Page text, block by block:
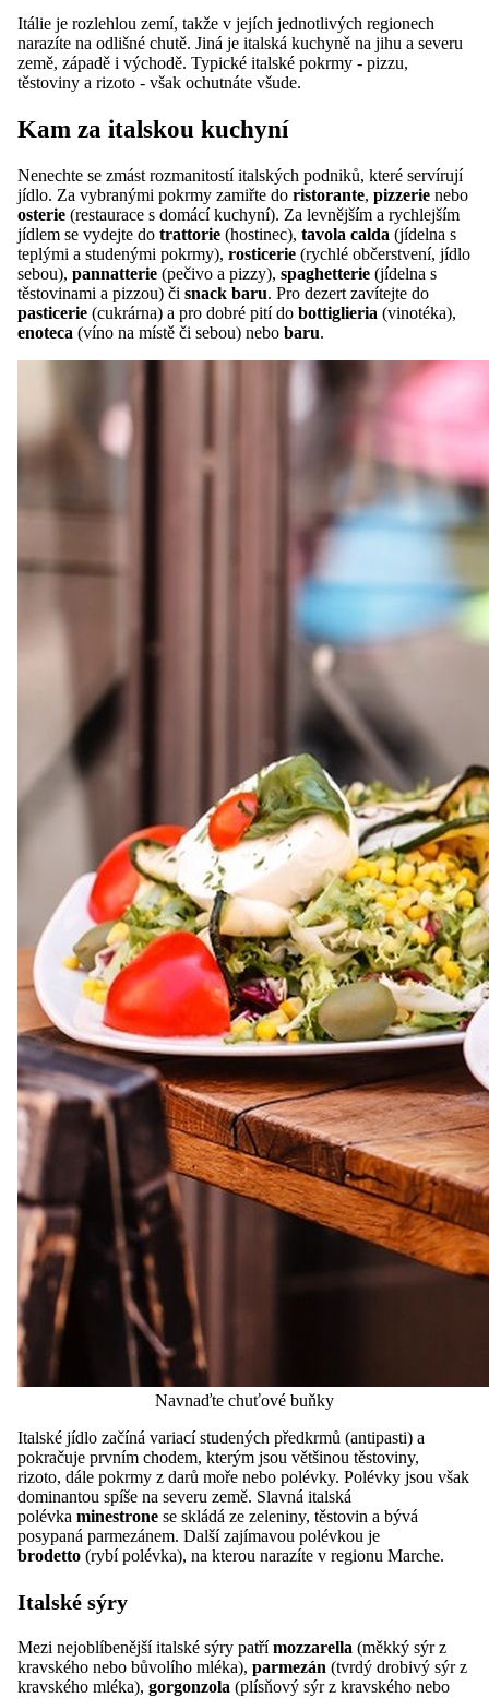
Itálie je rozlehlou zemí, takže v jejích jednotlivých regionech
narazíte na odlišné chutě. Jiná je italská kuchyně na jihu a severu
země, západě i východě. Typické italské pokrmy - pizzu,
těstoviny a rizoto - však ochutnáte všude.
Kam za italskou kuchyní
Nenechte se zmást rozmanitostí italských podniků, které servírují
jídlo. Za vybranými pokrmy zamiřte do ristorante, pizzerie nebo
osterie (restaurace s domácí kuchyní). Za levnějším a rychlejším
jídlem se vydejte do trattorie (hostinec), tavola calda (jídelna s
teplými a studenými pokrmy), rosticerie (rychlé občerstvení, jídlo
sebou), pannatterie (pečivo a pizzy), spaghetterie (jídelna s
těstovinami a pizzou) či snack baru. Pro dezert zavítejte do
pasticerie (cukrárna) a pro dobré pití do bottiglieria (vinotéka),
enoteca (víno na místě či sebou) nebo baru.
Navnaďte chuťové buňky
Italské jídlo začíná variací studených předkrmů (antipasti) a
pokračuje prvním chodem, kterým jsou většinou těstoviny,
rizoto, dále pokrmy z darů moře nebo polévky. Polévky jsou však
dominantou spíše na severu země. Slavná italská
polévka minestrone se skládá ze zeleniny, těstovin a bývá
posypaná parmezánem. Další zajímavou polévkou je
brodetto (rybí polévka), na kterou narazíte v regionu Marche.
Italské sýry
Mezi nejoblíbenější italské sýry patřímozzarella (měkký sýr z
kravského nebo bůvolího mléka), parmezán (tvrdý drobivý sýr z
kravského mléka), gorgonzola (plísňový sýr z kravského nebo